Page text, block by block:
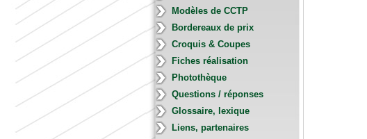
Modèles de CCTP
Bordereaux de prix
Croquis & Coupes
Fiches réalisation
Photothèque
Questions / réponses
Glossaire, lexique
Liens, partenaires